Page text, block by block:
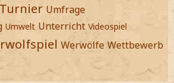
Umfrage
Umwelt Unterricht Videospiel
Werwölfe Wettbewerb